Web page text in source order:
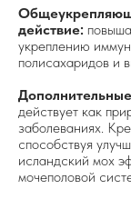
действие:
укреплению
полисахаридов и
действует как
заболеваниях.
способствуя
исландский мох
мочеполовой